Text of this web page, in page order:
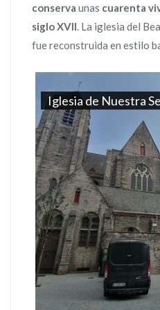
conserva unas cuarenta
siglo XVII. La iglesia del
fue reconstruida en estilo
Iglesia de Nuestra